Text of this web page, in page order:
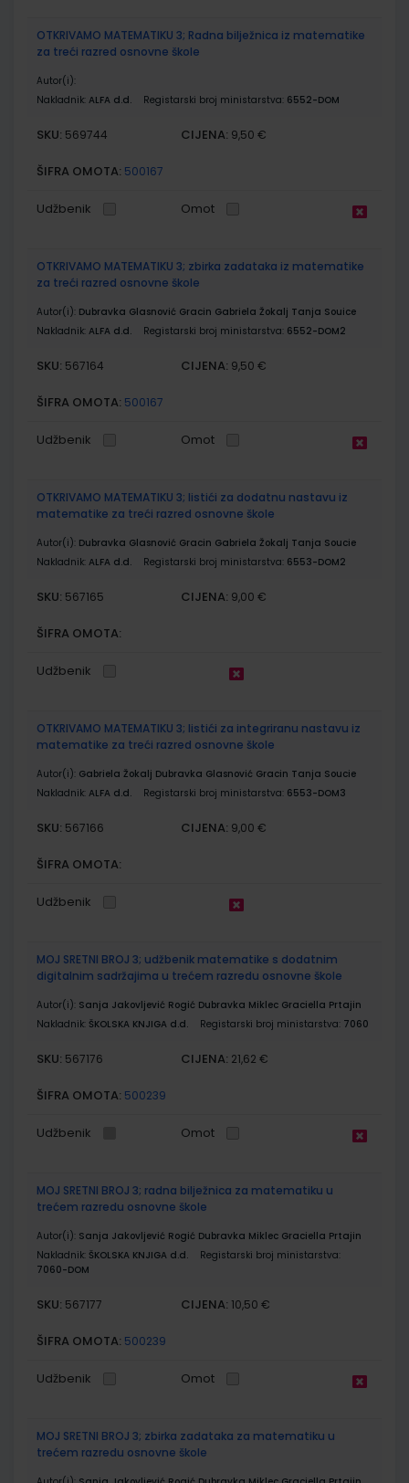
OTKRIVAMO MATEMATIKU 3; Radna bilježnica iz matematike
za treći razred osnovne škole
Autor(i):
Nakladnik: ALFA d.d. Registarski broj ministarstva: 6552-DOM
SKU: 569744 CIJENA: 9,50 €
ŠIFRA OMOTA: 500167
Udžbenik Omot
OTKRIVAMO MATEMATIKU 3; zbirka zadataka iz matematike
za treći razred osnovne škole
Autor(i): Dubravka Glasnović Gracin Gabriela Žokalj Tanja Souice
Nakladnik: ALFA d.d. Registarski broj ministarstva: 6552-DOM2
SKU: 567164 CIJENA: 9,50 €
ŠIFRA OMOTA: 500167
Udžbenik Omot
OTKRIVAMO MATEMATIKU 3; listići za dodatnu nastavu iz
matematike za treći razred osnovne škole
Autor(i): Dubravka Glasnović Gracin Gabriela Žokalj Tanja Soucie
Nakladnik: ALFA d.d. Registarski broj ministarstva: 6553-DOM2
SKU: 567165 CIJENA: 9,00 €
ŠIFRA OMOTA:
Udžbenik
OTKRIVAMO MATEMATIKU 3; listići za integriranu nastavu iz
matematike za treći razred osnovne škole
Autor(i): Gabriela Žokalj Dubravka Glasnović Gracin Tanja Soucie
Nakladnik: ALFA d.d. Registarski broj ministarstva: 6553-DOM3
SKU: 567166 CIJENA: 9,00 €
ŠIFRA OMOTA:
Udžbenik
MOJ SRETNI BROJ 3; udžbenik matematike s dodatnim
digitalnim sadržajima u trećem razredu osnovne škole
Autor(i): Sanja Jakovljević Rogić Dubravka Miklec Graciella Prtajin
Nakladnik: ŠKOLSKA KNJIGA d.d. Registarski broj ministarstva: 7060
SKU: 567176 CIJENA: 21,62 €
ŠIFRA OMOTA: 500239
Udžbenik Omot
MOJ SRETNI BROJ 3; radna bilježnica za matematiku u
trećem razredu osnovne škole
Autor(i): Sanja Jakovljević Rogić Dubravka Miklec Graciella Prtajin
Nakladnik: ŠKOLSKA KNJIGA d.d.
Registarski broj ministarstva:
7060-DOM
SKU: 567177 CIJENA: 10,50 €
ŠIFRA OMOTA: 500239
Udžbenik Omot
MOJ SRETNI BROJ 3; zbirka zadataka za matematiku u
trećem razredu osnovne škole